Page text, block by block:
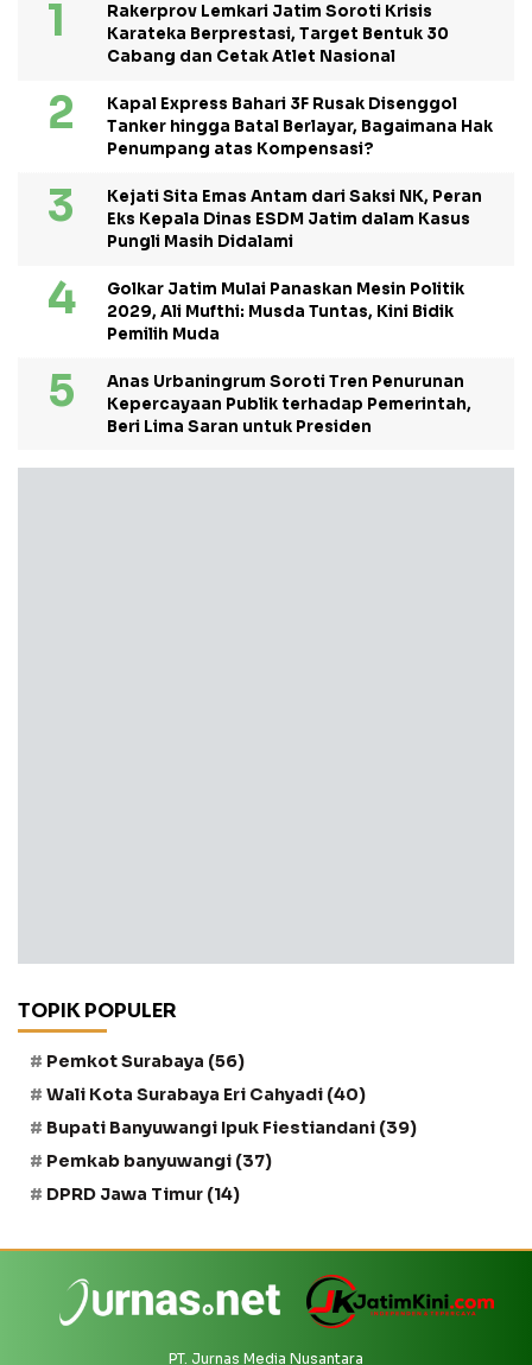
Rakerprov Lemkari Jatim Soroti Krisis
Karateka Berprestasi, Target Bentuk 30
Cabang dan Cetak Atlet Nasional
Kapal Express Bahari 3F Rusak Disenggol
Tanker hingga Batal Berlayar, Bagaimana Hak
Penumpang atas Kompensasi?
Kejati Sita Emas Antam dari Saksi NK, Peran
Eks Kepala Dinas ESDM Jatim dalam Kasus
Pungli Masih Didalami
Golkar Jatim Mulai Panaskan Mesin Politik
2029, Ali Mufthi: Musda Tuntas, Kini Bidik
Pemilih Muda
Anas Urbaningrum Soroti Tren Penurunan
Kepercayaan Publik terhadap Pemerintah,
Beri Lima Saran untuk Presiden
TOPIK POPULER
Pemkot Surabaya (56)
Wali Kota Surabaya Eri Cahyadi (40)
Bupati Banyuwangi Ipuk Fiestiandani (39)
Pemkab banyuwangi (37)
DPRD Jawa Timur (14)
PT. Jurnas Media Nusantara